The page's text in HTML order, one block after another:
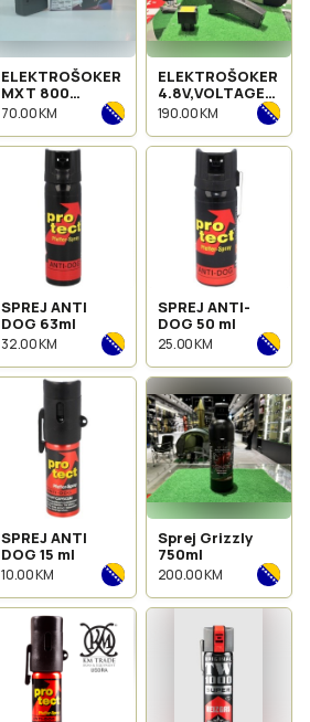
ELEKTROŠOKER
MXT 800
VOLTAGE
4,8VDC/4000KV
70.00 KM
ELEKTROŠOKER
4.8V,VOLTAGE
8000KV+kutija
190.00 KM
SPREJ ANTI
DOG 63ml
32.00 KM
SPREJ ANTI-
DOG 50 ml
25.00 KM
SPREJ ANTI
DOG 15 ml
10.00 KM
Sprej Grizzly
750ml
200.00 KM